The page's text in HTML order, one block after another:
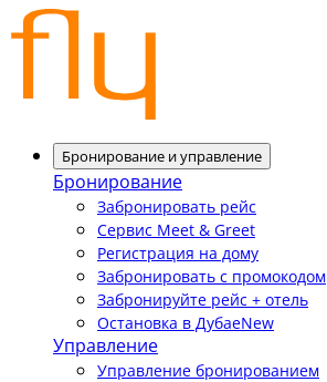
Бронирование и управление
Бронирование
Забронировать рейс
Сервис Meet & Greet
Регистрация на дому
Забронировать с промокодом
Забронируйте рейс + отель
Остановка в ДубаеNew
Управление
Управление бронированием